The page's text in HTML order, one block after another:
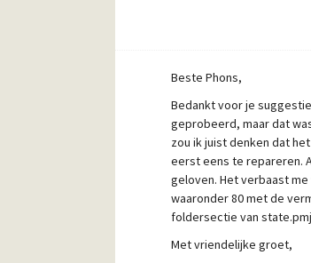
Beste Phons,
Bedankt voor je
geprobeerd, maar dat
zou ik juist denken dat
eerst eens te repareren.
geloven. Het verbaast
waaronder 80 met de
foldersectie van
Met vriendelijke groet,